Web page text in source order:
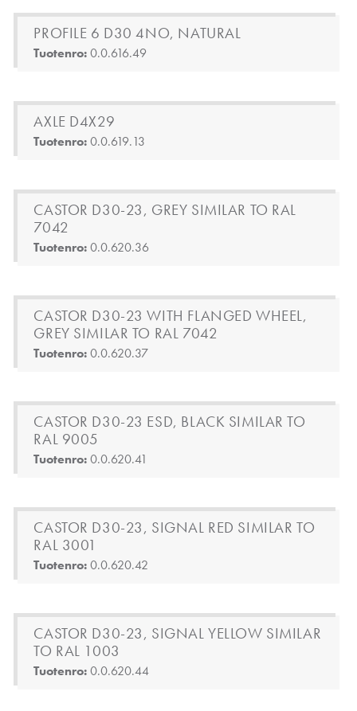
PROFILE 6 D30 4NO, NATURAL
Tuotenro:0.0.616.49
AXLE D4X29
Tuotenro:0.0.619.13
CASTOR D30-23, GREY SIMILAR TO RAL
7042
Tuotenro:0.0.620.36
CASTOR D30-23 WITH FLANGED WHEEL,
GREY SIMILAR TO RAL 7042
Tuotenro:0.0.620.37
CASTOR D30-23 ESD, BLACK SIMILAR TO
RAL 9005
Tuotenro:0.0.620.41
CASTOR D30-23, SIGNAL RED SIMILAR TO
RAL 3001
Tuotenro:0.0.620.42
CASTOR D30-23, SIGNAL YELLOW SIMILAR
TO RAL 1003
Tuotenro:0.0.620.44